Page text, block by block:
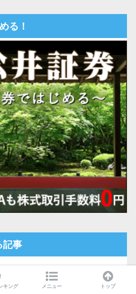
る！
記事
株価の計算方法を知ろう。...
キング メニュー トップ